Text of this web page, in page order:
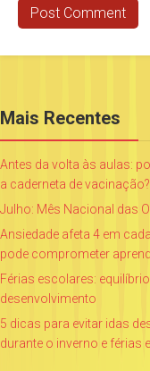
Mais Recentes
Antes da volta às aulas:
a caderneta de vacinação?
Julho: Mês Nacional das
Ansiedade afeta 4 em
pode comprometer
Férias escolares:
desenvolvimento
5 dicas para evitar idas
durante o inverno e férias